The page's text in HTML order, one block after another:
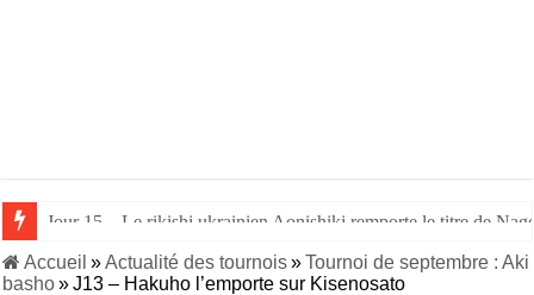
Jour 14 – Aonishiki triomphe de Takerufuji et se rapproche du
Accueil »Actualité des tournois»Tournoi de septembre : Aki
basho»J13 – Hakuho l’emporte sur Kisenosato